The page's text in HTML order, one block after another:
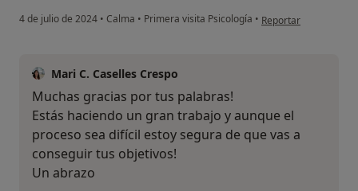
4 de julio de 2024 • Calma • Primera visita Psicología • en opinión del
Reportar
Mari C. Caselles Crespo
Muchas gracias por tus palabras!
Estás haciendo un gran trabajo y aunque el
proceso sea difícil estoy segura de que vas a
conseguir tus objetivos!
Un abrazo